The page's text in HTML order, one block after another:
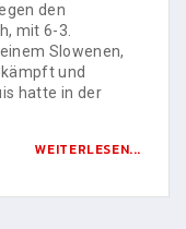
den
mit 6-3.
Slowenen,
und
hatte in der
WEITERLESEN...